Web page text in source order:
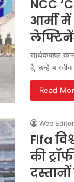
NCC
आर्मी में
है, उन्हें
Read
Web Editor
Fifa
की